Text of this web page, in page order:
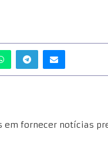
em fornecer notícias